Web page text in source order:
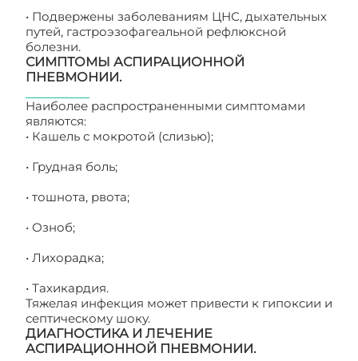
• Подвержены заболеваниям ЦНС, дыхательных
путей, гастроэзофагеальной рефлюксной
болезни.
СИМПТОМЫ АСПИРАЦИОННОЙ
ПНЕВМОНИИ.
Наиболее распространенными симптомами
являются:
• Кашель с мокротой (слизью);
• Грудная боль;
• тошнота, рвота;
• Озноб;
• Лихорадка;
• Тахикардия.
Тяжелая инфекция может привести к гипоксии и
септическому шоку.
ДИАГНОСТИКА И ЛЕЧЕНИЕ
АСПИРАЦИОННОЙ ПНЕВМОНИИ.